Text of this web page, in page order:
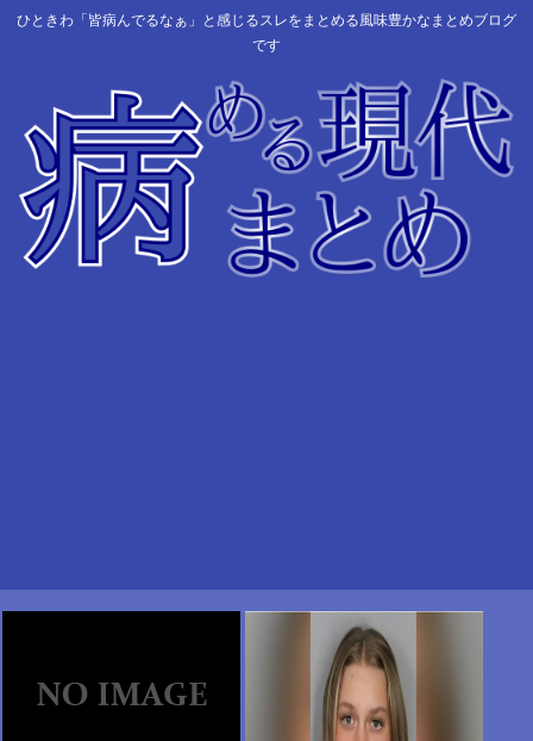
ひときわ「皆病んでるなぁ」と感じるスレをまとめる風味豊かなまとめブログ
です